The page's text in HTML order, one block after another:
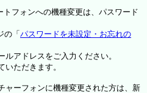
フォンへの機種変更は、パスワード
の「 パスワードを未設定・お忘れの
アドレスをご入力ください。
ただきます。
ーフォンに機種変更された方は、新